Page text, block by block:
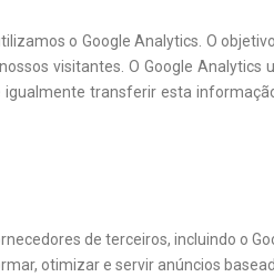
o Google Analytics. O
visitantes. O Google Analytics
transferir esta
de terceiros, incluindo o
otimizar e servir anúncios